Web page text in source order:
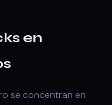
en
se concentran en